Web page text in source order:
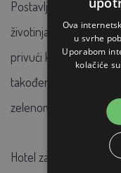
Postavljanje hotela za
životinjama i prirodi
privući korisne i
također privlači
zelenom dizajnu.
Hotel za kukce i
Ova
u svrhe
Uporabom
kolačiće